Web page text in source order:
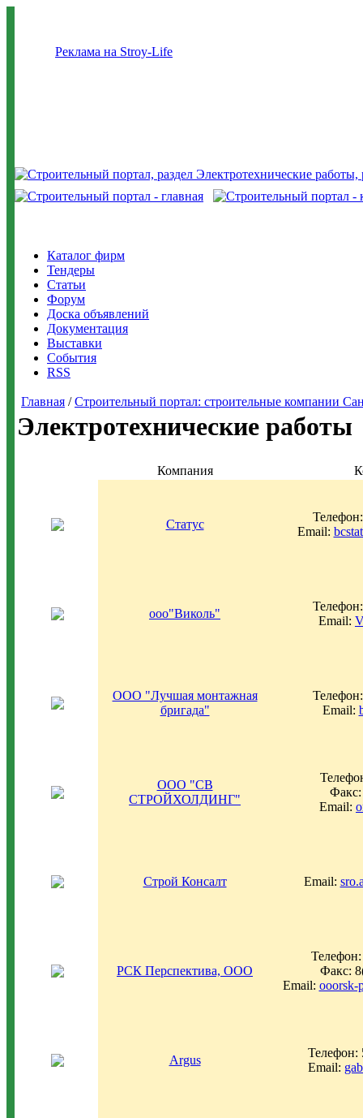
Реклама на Stroy-Life
Каталог фирм
Тендеры
Статьи
Форум
Доска объявлений
Документация
Выставки
События
RSS
Главная /Строительный портал: строительные компании
Электротехнические работы
Компания
Статус
Email:
ооо"Виколь"
Email:
ООО "Лучшая монтажная
бригада"
Email:
ООО "СВ
СТРОЙХОЛДИНГ"
Факс:
Email:
Строй Консалт Email:
РСК Перспектива, ООО
Факс:
Email: ooorsk-
Argus
Телефон:
Email: